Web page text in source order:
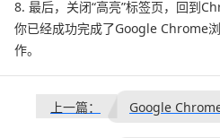
8. 最后，关闭“高亮”标签页，回到
你已经成功完成了Google Chrome
作。
上一篇：